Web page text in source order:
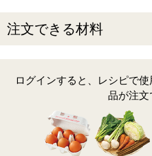
注文できる材料
ログインすると、レシピで
品が注文